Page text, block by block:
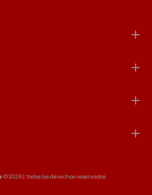
© 2026 | Todos los derechos reservados